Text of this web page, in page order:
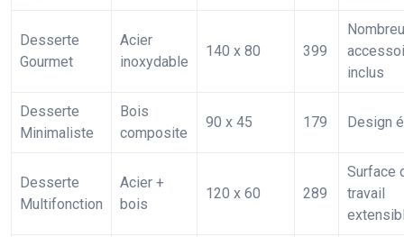
Desserte
Gourmet
Acier
inoxydable
140 x 80 399
inclus
Desserte
Minimaliste
Bois
composite
90 x 45 179 Design
Desserte
Multifonction
Acier +
bois
120 x 60 289
Surface
travail